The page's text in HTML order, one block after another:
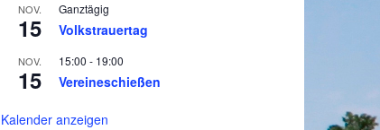
NOV.
15
Ganztägig
Volkstrauertag
NOV.
15
15:00 - 19:00
Vereineschießen
Kalender anzeigen